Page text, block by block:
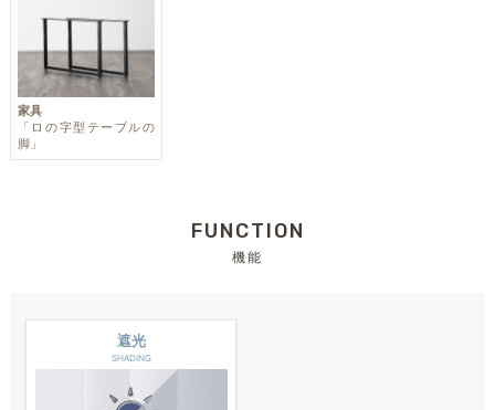
家具
「ロの字型テーブルの
脚」
FUNCTION
機能
遮光
SHADING